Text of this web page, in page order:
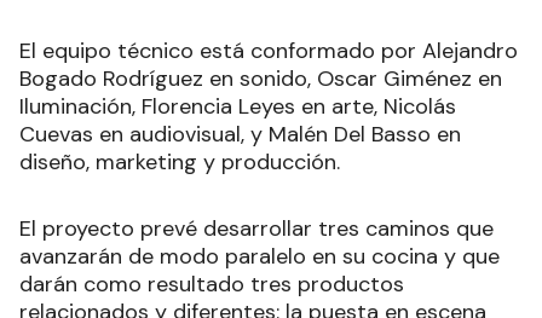
El equipo técnico está conformado por Alejandro
Bogado Rodríguez en sonido, Oscar Giménez en
Iluminación, Florencia Leyes en arte, Nicolás
Cuevas en audiovisual, y Malén Del Basso en
diseño, marketing y producción.
El proyecto prevé desarrollar tres caminos que
avanzarán de modo paralelo en su cocina y que
darán como resultado tres productos
relacionados y diferentes: la puesta en escena